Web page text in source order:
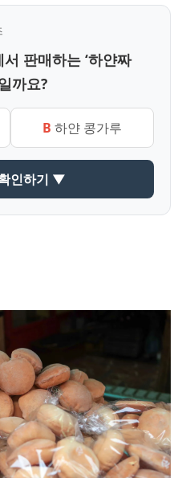
판매하는 ‘하얀짜
까요?
B 하얀 콩가루
인하기 ▼